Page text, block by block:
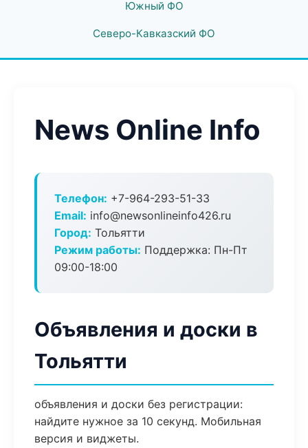
Южный ФО
Северо-Кавказский ФО
News Online Info
Телефон: +7-964-293-51-33
Email: info@newsonlineinfo426.ru
Город: Тольятти
Режим работы: Поддержка: Пн-Пт
09:00-18:00
Объявления и доски в
Тольятти
объявления и доски без регистрации:
найдите нужное за 10 секунд. Мобильная
версия и виджеты.